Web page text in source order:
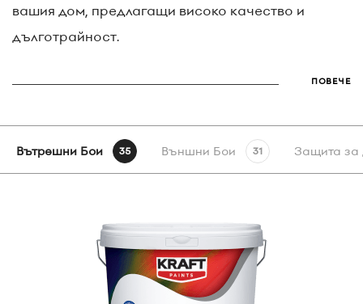
вашия дом, предлагащи високо качество и
дълготрайност.
ПОВЕЧЕ
Вътрешни Бои 35 Външни Бои 31 Защита за